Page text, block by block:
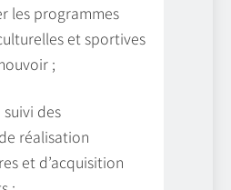
les programmes
et sportives
;
des
réalisation
et d’acquisition